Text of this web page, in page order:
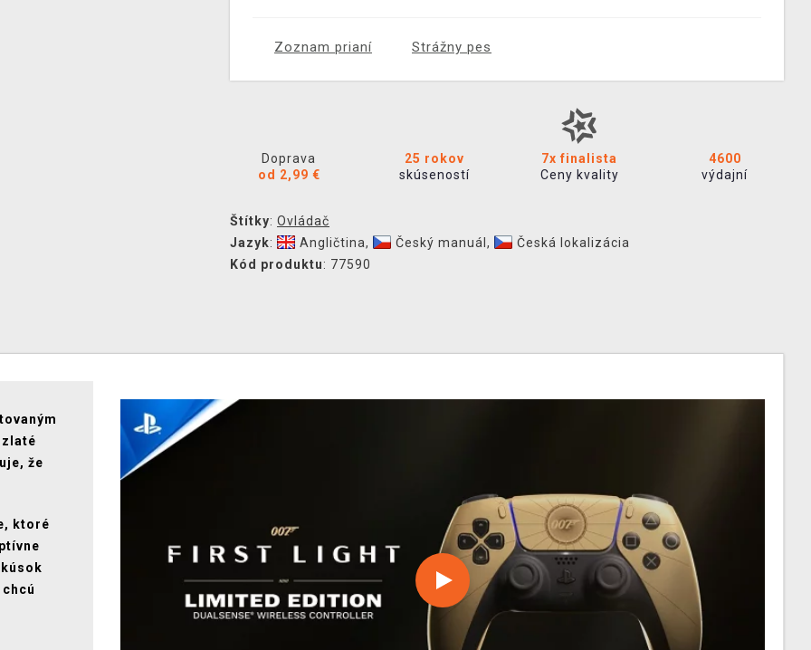
Zoznam prianí Strážny pes
Doprava
od 2,99 €
25 rokov
skúseností
7x finalista
Ceny kvality
4600
výdajní
Štítky: Ovládač
Jazyk: Angličtina, Český manuál ,
Česká lokalizácia
Kód produktu: 77590
zlaté
že
ktoré